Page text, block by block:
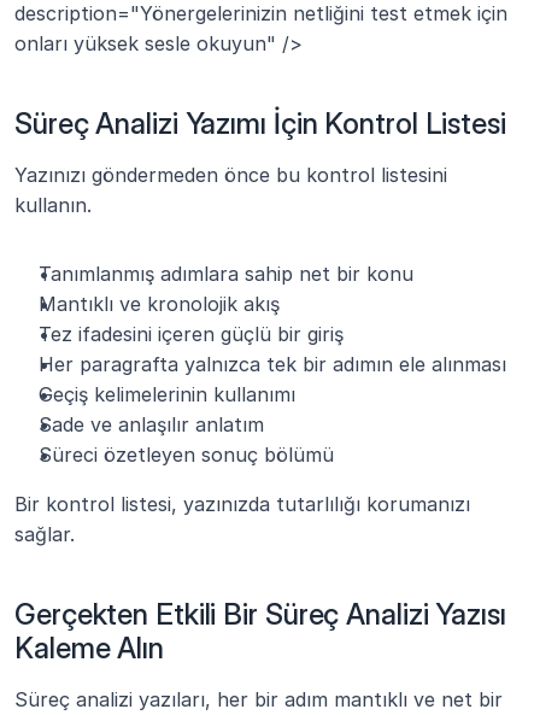
description="Yönergelerinizin netliğini test etmek için
onları yüksek sesle okuyun" />
Süreç Analizi Yazımı İçin Kontrol Listesi
Yazınızı göndermeden önce bu kontrol listesini
kullanın.
Tanımlanmış adımlara sahip net bir konu
Mantıklı ve kronolojik akış
Tez ifadesini içeren güçlü bir giriş
Her paragrafta yalnızca tek bir adımın ele alınması
Geçiş kelimelerinin kullanımı
Sade ve anlaşılır anlatım
Süreci özetleyen sonuç bölümü
Bir kontrol listesi, yazınızda tutarlılığı korumanızı
sağlar.
Gerçekten Etkili Bir Süreç Analizi Yazısı
Kaleme Alın
Süreç analizi yazıları, her bir adım mantıklı ve net bir